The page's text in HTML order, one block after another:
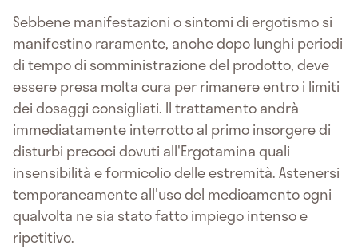
Sebbene manifestazioni o sintomi di ergotismo si
manifestino raramente, anche dopo lunghi periodi
di tempo di somministrazione del prodotto, deve
essere presa molta cura per rimanere entro i limiti
dei dosaggi consigliati. Il trattamento andrà
immediatamente interrotto al primo insorgere di
disturbi precoci dovuti all'Ergotamina quali
insensibilità e formicolio delle estremità. Astenersi
temporaneamente all'uso del medicamento ogni
qualvolta ne sia stato fatto impiego intenso e
ripetitivo.